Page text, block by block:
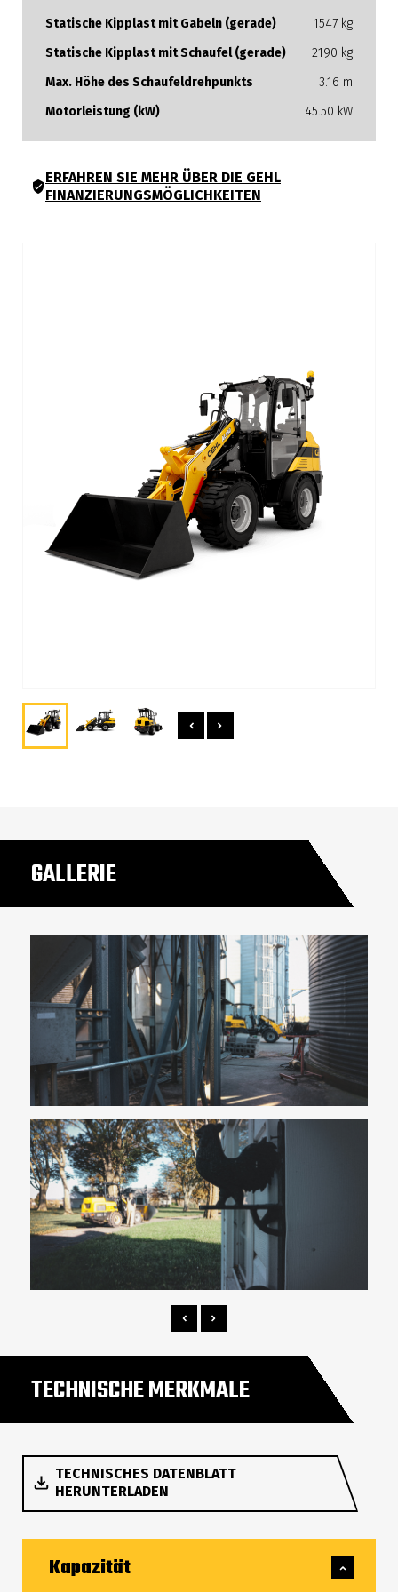
Statische Kipplast mit Gabeln (gerade)
1547 kg
Statische Kipplast mit Schaufel (gerade)
2190 kg
Max. Höhe des Schaufeldrehpunkts
3.16 m
Motorleistung (kW)
45.50 kW
ERFAHREN SIE MEHR ÜBER DIE GEHL
FINANZIERUNGSMÖGLICHKEITEN
GALLERIE
TECHNISCHE MERKMALE
TECHNISCHES DATENBLATT
HERUNTERLADEN
Kapazität